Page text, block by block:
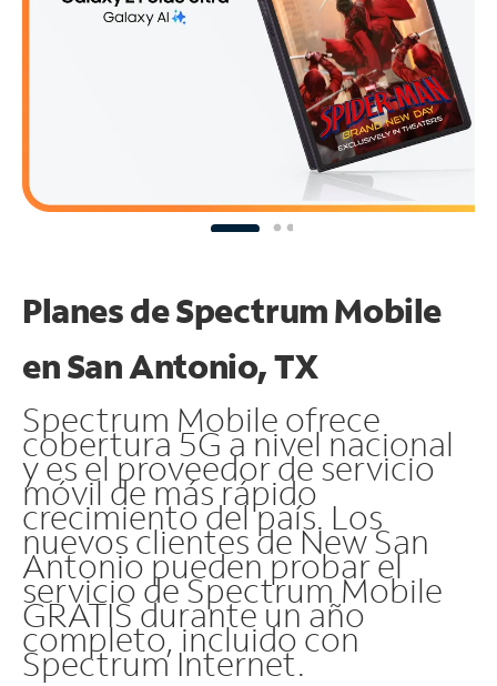
Planes de Spectrum Mobile
en San Antonio, TX
Spectrum Mobile ofrece
cobertura 5G a nivel nacional
y es el proveedor de servicio
móvil de más rápido
crecimiento del país. Los
nuevos clientes de New San
Antonio pueden probar el
servicio de Spectrum Mobile
GRATIS durante un año
completo, incluido con
Spectrum Internet.